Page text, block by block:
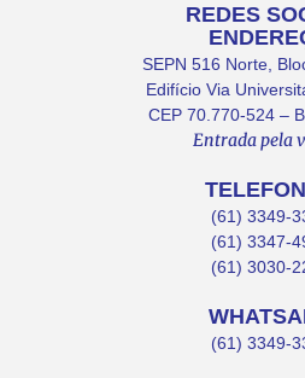
REDES
SEPN 516 Norte,
Edifício Via
CEP 70.770-524 –
Entrada pela
(61) 3349-
(61) 3347-
(61) 3030-
(61) 3349-